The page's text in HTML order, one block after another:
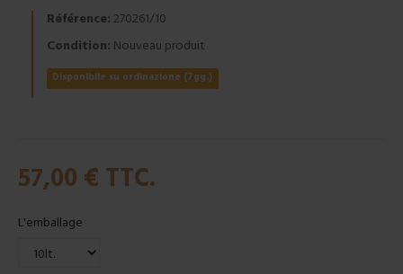
Référence:270261/10
Condition: Nouveau produit
Disponibile su ordinazione (7gg.)
57,00 € TTC.
L'emballage